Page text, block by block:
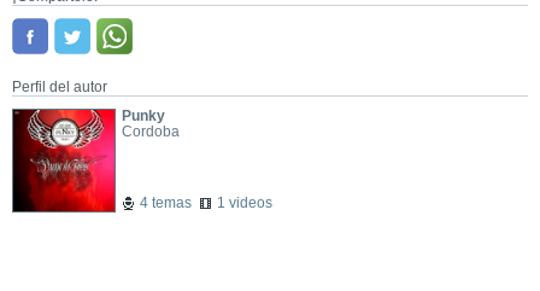
Perfil del autor
Punky
Cordoba
4 temas 1 videos